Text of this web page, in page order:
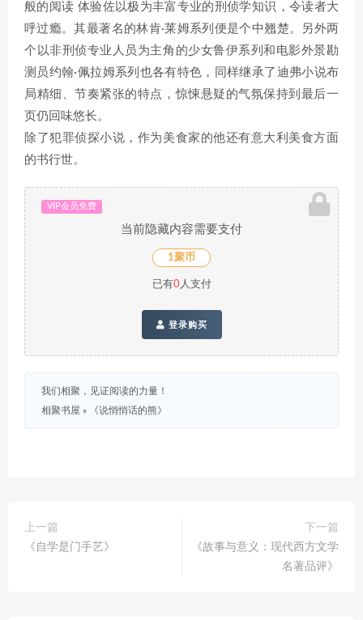
般的阅读 体验佐以极为丰富专业的刑侦学知识，令读者大
呼过瘾。其最著名的林肯·莱姆系列便是个中翘楚。另外两
个以非刑侦专业人员为主角的少女鲁伊系列和电影外景勘
测员约翰·佩拉姆系列也各有特色，同样继承了迪弗小说布
局精细、节奏紧张的特点，惊悚悬疑的气氛保持到最后一
页仍回味悠长。
除了犯罪侦探小说，作为美食家的他还有意大利美食方面
的书行世。
VIP会员免费
当前隐藏内容需要支付
1聚币
已有0人支付
登录购买
我们相聚，见证阅读的力量！
相聚书屋 » 《说悄悄话的熊》
上一篇
《自学是门手艺》
下一篇
《故事与意义：现代西方文学
名著品评》